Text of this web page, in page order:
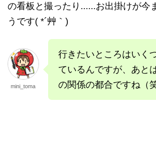
の看板と撮ったり......お出掛けが今
うです( *´艸｀)
mini_toma
行きたいところはいく
ているんですが、あと
の関係の都合ですね（笑